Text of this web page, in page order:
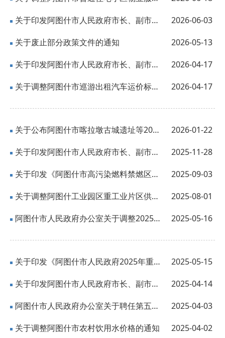
2026-06-03
关于印发阿图什市人民政府市长、副市长工作分工的通知
2026-05-13
关于废止部分政策文件的通知
2026-04-17
关于印发阿图什市人民政府市长、副市长工作分工的通知
2026-04-17
关于调整阿图什市巡游出租汽车运价标准的通知
2026-01-22
关于公布阿图什市喀拉墩古城遗址等20处不可移动文物保护单位保护范围和建设控制地...
2025-11-28
关于印发阿图什市人民政府市长、副市长工作分工的通知
2025-09-03
关于印发《阿图什市高污染燃料禁燃区划定方案》的通知
2025-08-01
关于调整阿图什工业园区重工业片区供水价格的通知
2025-05-16
阿图什市人民政府办公室关于调整2025年夏季作息时间的通知
2025-05-15
关于印发《阿图什市人民政府2025年重大行政决策事项目录》的通知
2025-04-14
关于印发阿图什市人民政府市长、副市长工作分工的通知
2025-04-03
阿图什市人民政府办公室关于聘任第五届阿图什市人民政府督学的通知
2025-04-02
关于调整阿图什市农村饮用水价格的通知